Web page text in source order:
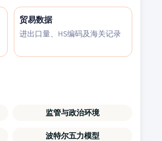
贸易数据
进出口量、HS编码及海关记录
监管与政治环境
波特尔五力模型